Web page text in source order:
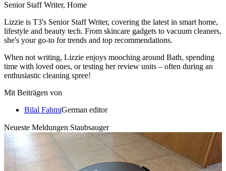
Senior Staff Writer, Home
Lizzie is T3's Senior Staff Writer, covering the latest in smart home,
lifestyle and beauty tech. From skincare gadgets to vacuum cleaners,
she's your go-to for trends and top recommendations.
When not writing, Lizzie enjoys mooching around Bath, spending
time with loved ones, or testing her review units – often during an
enthusiastic cleaning spree!
Mit Beiträgen von
Bilal FahmiGerman editor
Neueste Meldungen Staubsauger